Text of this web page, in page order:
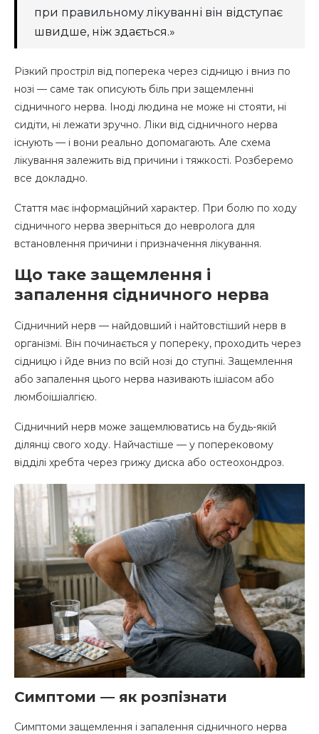
при правильному лікуванні він відступає
швидше, ніж здається.»
Різкий простріл від поперека через сідницю і вниз по
нозі — саме так описують біль при защемленні
сідничного нерва. Іноді людина не може ні стояти, ні
сидіти, ні лежати зручно. Ліки від сідничного нерва
існують — і вони реально допомагають. Але схема
лікування залежить від причини і тяжкості. Розберемо
все докладно.
Стаття має інформаційний характер. При болю по ходу
сідничного нерва зверніться до невролога для
встановлення причини і призначення лікування.
Що таке защемлення і
запалення сідничного нерва
Сідничний нерв — найдовший і найтовстіший нерв в
організмі. Він починається у попереку, проходить через
сідницю і йде вниз по всій нозі до ступні. Защемлення
або запалення цього нерва називають ішіасом або
люмбоішіалгією.
Сідничний нерв може защемлюватись на будь-якій
ділянці свого ходу. Найчастіше — у поперековому
відділі хребта через грижу диска або остеохондроз.
Симптоми — як розпізнати
Симптоми защемлення і запалення сідничного нерва